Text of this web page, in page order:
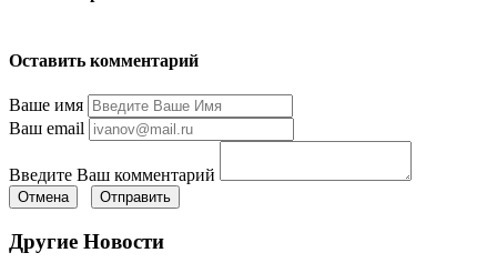
Оставить комментарий
Ваше имя
Ваш email
Введите Ваш комментарий
Отмена Отправить
Другие Новости